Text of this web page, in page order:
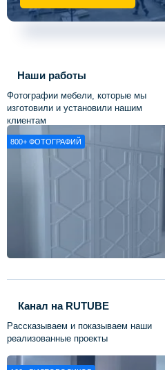
Наши работы
Фотографии мебели, которые мы
изготовили и установили нашим
клиентам
800+ ФОТОГРАФИЙ
Канал на RUTUBE
Рассказываем и показываем наши
реализованные проекты